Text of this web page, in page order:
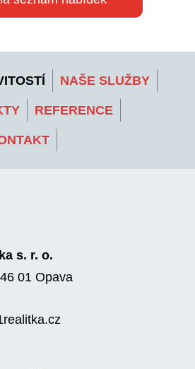
NAŠE SLUŽBY
REFERENCE
s. r. o.
01 Opava